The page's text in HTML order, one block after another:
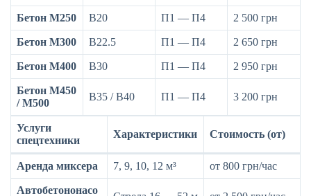
Бетон М250 B20 П1 — П4 2 500 грн
Бетон М300 B22.5 П1 — П4 2 650 грн
Бетон М400 B30 П1 — П4 2 950 грн
Бетон М450
/ М500
B35 / B40 П1 — П4 3 200 грн
Услуги
спецтехники
Характеристики Стоимость (от)
Аренда миксера 7, 9, 10, 12 м³ от 800 грн/час
Автобетононасо